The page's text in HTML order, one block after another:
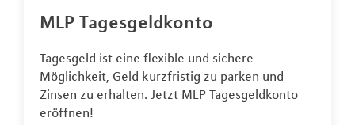
MLP Tagesgeldkonto
Tagesgeld ist eine flexible und sichere
Möglichkeit, Geld kurzfristig zu parken und
Zinsen zu erhalten. Jetzt MLP Tagesgeldkonto
eröffnen!